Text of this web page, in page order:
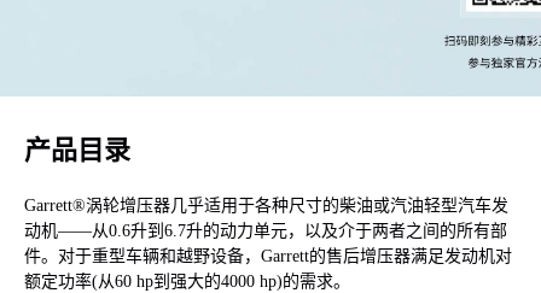
产品目录
Garrett®涡轮增压器几乎适用于各种尺寸的柴油或汽油轻型汽车发
动机——从0.6升到6.7升的动力单元，以及介于两者之间的所有部
件。对于重型车辆和越野设备，Garrett的售后增压器满足发动机对
额定功率(从60 hp到强大的4000 hp)的需求。